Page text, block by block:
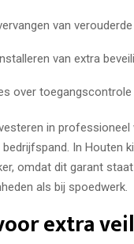
van
van extra
over
in
In Houten
omdat dit garant
als bij spoedwerk.
extra